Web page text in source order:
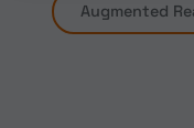
Augmented